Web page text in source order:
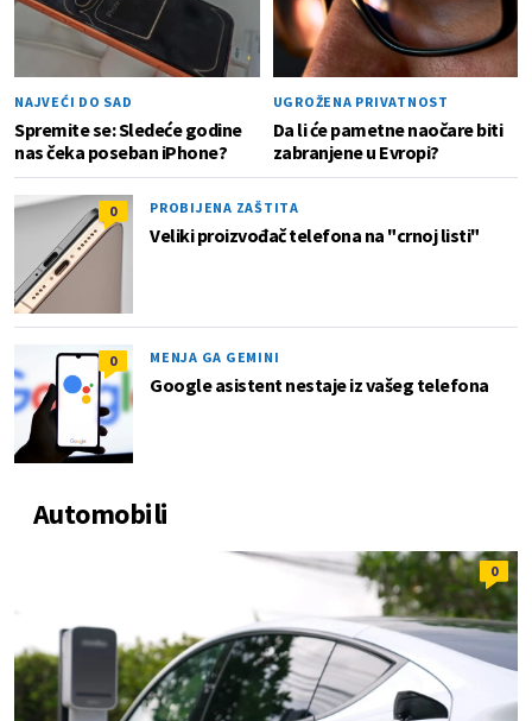
NAJVEĆI DO SAD
Spremite se: Sledeće godine
nas čeka poseban iPhone?
UGROŽENA PRIVATNOST
Da li će pametne naočare biti
zabranjene u Evropi?
0 PROBIJENA ZAŠTITA
Veliki proizvođač telefona na "crnoj listi"
0 MENJA GA GEMINI
Google asistent nestaje iz vašeg telefona
Automobili
0